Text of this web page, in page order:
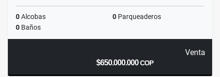
0Alcobas 0 Parqueaderos
0 Baños
Venta
$650.000.000COP